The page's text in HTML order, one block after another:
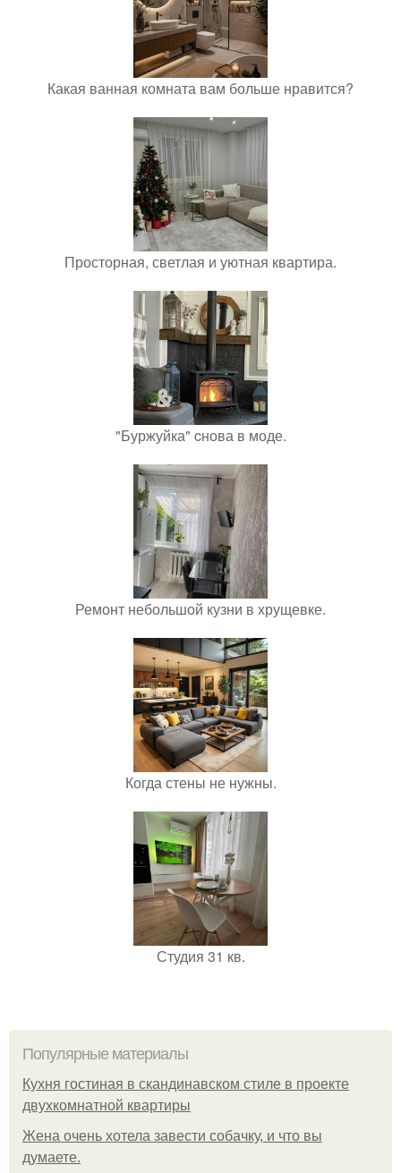
Какая ванная комната вам больше нравится?
Просторная, светлая и уютная квартира.
"Буржуйка" cнова в моде.
Ремонт небольшой кузни в хрущевке.
Когда стены не нужны.
Студия 31 кв.
Популярные материалы
Кухня гостиная в скандинавском стиле в проекте
двухкомнатной квартиры
Жена очень хотела завести собачку, и что вы
думаете.